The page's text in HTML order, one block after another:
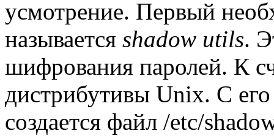
усмотрение. Первый
называется shadow utils.
шифрования паролей. К
дистрибутивы Unix. С
создается файл /etc/